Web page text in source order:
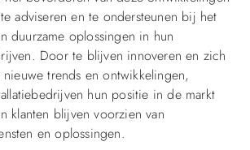
adviseren en te ondersteunen bij het
duurzame oplossingen in hun
Door te blijven innoveren en zich
nieuwe trends en ontwikkelingen,
hun positie in de markt
klanten blijven voorzien van
en oplossingen.